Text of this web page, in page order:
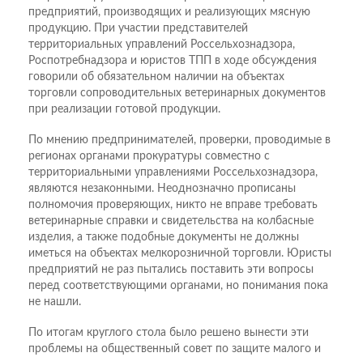
предприятий, производящих и реализующих мясную
продукцию. При участии представителей
территориальных управлений Россельхознадзора,
Роспотребнадзора и юристов ТПП в ходе обсуждения
говорили об обязательном наличии на объектах
торговли сопроводительных ветеринарных документов
при реализации готовой продукции.
По мнению предпринимателей, проверки, проводимые в
регионах органами прокуратуры совместно с
территориальными управлениями Россельхознадзора,
являются незаконными. Неоднозначно прописаны
полномочия проверяющих, никто не вправе требовать
ветеринарные справки и свидетельства на колбасные
изделия, а также подобные документы не должны
иметься на объектах мелкорозничной торговли. Юристы
предприятий не раз пытались поставить эти вопросы
перед соответствующими органами, но понимания пока
не нашли.
По итогам круглого стола было решено вынести эти
проблемы на общественный совет по защите малого и